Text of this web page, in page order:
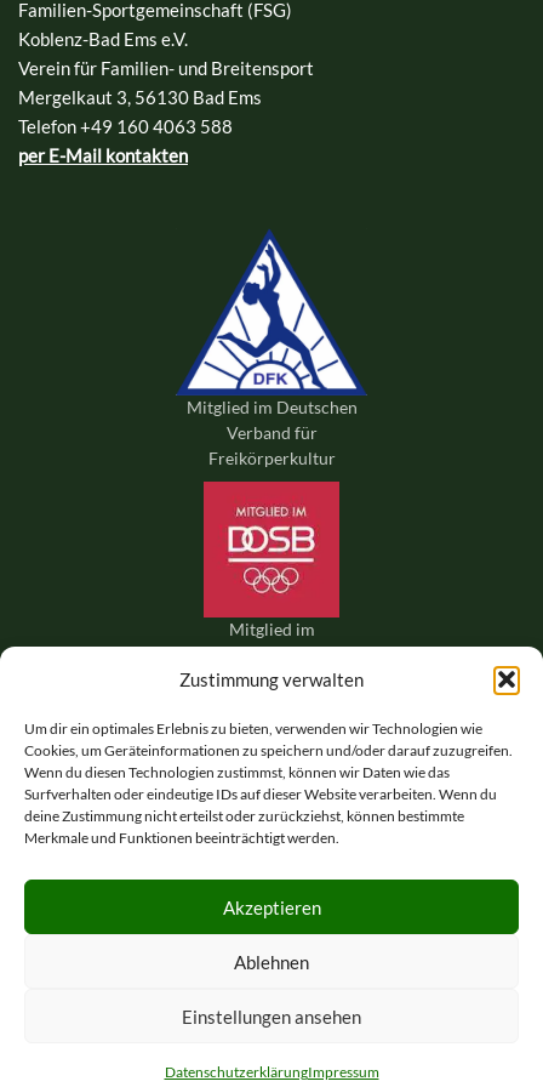
Zustimmung verwalten
Um dir ein optimales Erlebnis zu bieten, verwenden wir Technologien wie
Cookies, um Geräteinformationen zu speichern und/oder darauf zuzugreifen.
Wenn du diesen Technologien zustimmst, können wir Daten wie das
Surfverhalten oder eindeutige IDs auf dieser Website verarbeiten. Wenn du
deine Zustimmung nicht erteilst oder zurückziehst, können bestimmte
Merkmale und Funktionen beeinträchtigt werden.
Akzeptieren
Ablehnen
Einstellungen ansehen
DatenschutzerklärungImpressum
Familien-Sportgemeinschaft (FSG)
Koblenz-Bad Ems e.V.
Verein für Familien- und Breitensport
Mergelkaut 3, 56130 Bad Ems
Telefon +49 160 4063 588
per E-Mail kontakten
Mitglied im Deutschen
Verband für
Freikörperkultur
Mitglied im
Olympischen
Mitglied der International
Naturist Federation (INF-
Impressum Datenschutzerklärung